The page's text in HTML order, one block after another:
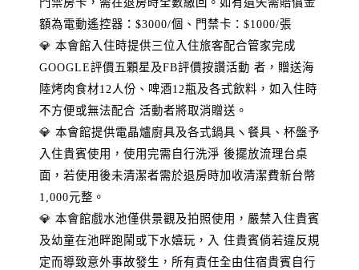
額為電動遙控器：$3000/個、門禁卡：$1000/張
💎 本會館入住時提供三位入住旅客配合管家完成
GOOGLE評價五顆星及FB評價按讚活動 者，贈送海
陸烤肉食材12人份、啤酒12瓶及各式飲料，如入住時
不方便或無法配合 活動者將取消贈送。
💎 本會館提供電晶爐廚具及各式鍋具ヽ餐具、杯盤予
入住貴賓使用，使用完需自行洗淨 後擺放流理台桌
面，若使用後未清潔者需於退房時加收清潔費新台幣
1,000元整。
💎 本會館戲水池僅供景觀及拍照使用，嚴禁入住貴賓
及幼童在池畔跑鬧或下水嬉玩，入 住貴賓倘若違反規
定而導致意外事故發生，所有責任全由住宿貴賓自行